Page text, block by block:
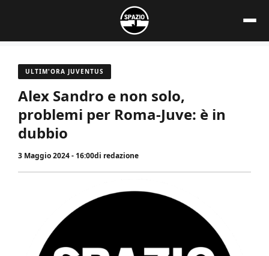
contenuto
ULTIM'ORA JUVENTUS
Alex Sandro e non solo,
problemi per Roma-Juve: è in
dubbio
3 Maggio 2024 - 16:00di redazione